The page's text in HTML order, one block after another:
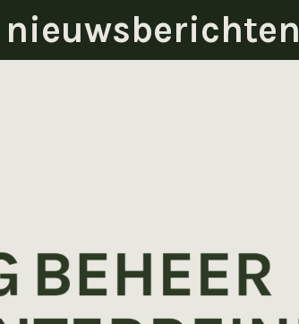
nieuwsberichten